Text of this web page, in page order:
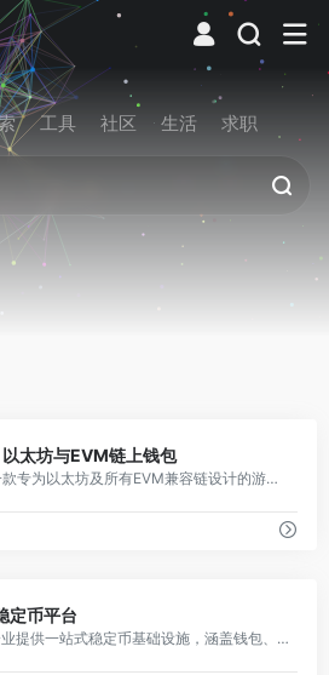
工具 社区 生活 求职
太坊与EVM链上钱包
Rabby钱包是一款专为以太坊及所有EVM兼容链设计的游戏级钱包，支持多链资产管理、安全交易与DApp交互，内置防钓鱼与交易模拟功能，提升用户体验。
币平台
Crossmint 为企业提供一站式稳定币基础设施，涵盖钱包、支付、入金、编排与合规功能，帮助企业在数周内快速上线稳定币应用，降低开发门槛。